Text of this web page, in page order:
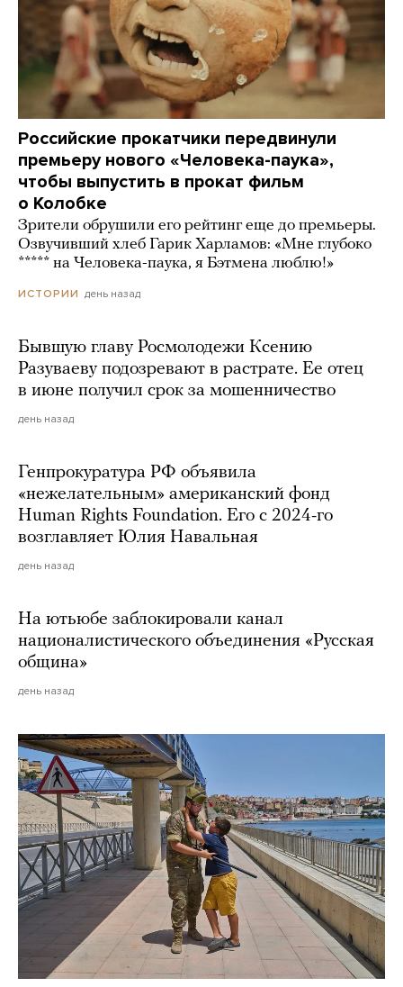
Российские прокатчики передвинули
премьеру нового «Человека-паука»,
чтобы выпустить в прокат фильм
о Колобке
Зрители обрушили его рейтинг еще до премьеры.
Озвучивший хлеб Гарик Харламов: «Мне глубоко
***** на Человека-паука, я Бэтмена люблю!»
ИСТОРИИ день назад
Бывшую главу Росмолодежи Ксению
Разуваеву подозревают в растрате. Ее отец
в июне получил срок за мошенничество
день назад
Генпрокуратура РФ объявила
«нежелательным» американский фонд
Human Rights Foundation. Его с 2024-го
возглавляет Юлия Навальная
день назад
На ютьюбе заблокировали канал
националистического объединения «Русская
община»
день назад